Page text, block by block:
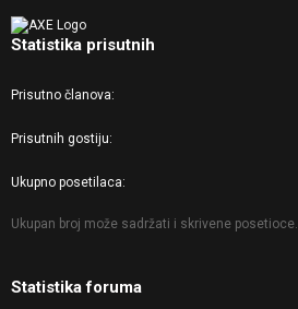
Statistika prisutnih
Prisutno članova
Prisutnih gostiju
Ukupno posetilaca
Ukupan broj može sadržati i skrivene posetioce.
Statistika foruma